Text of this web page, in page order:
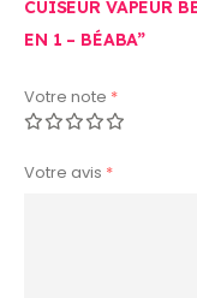
CUISEUR VAPEUR
EN 1 – BÉABA”
Votre note *
Votre avis *